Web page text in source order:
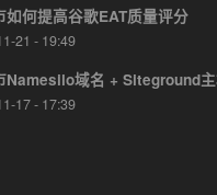
如何提高谷歌EAT质量评分
21 - 19:49
Namesilo域名 + Siteground
17 - 17:39